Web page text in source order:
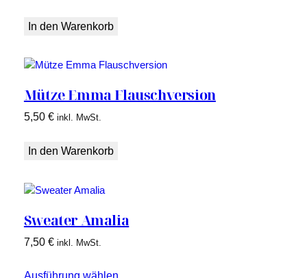
In den Warenkorb
Mütze Emma Flauschversion
5,50 € inkl. MwSt.
In den Warenkorb
Sweater Amalia
7,50 € inkl. MwSt.
Ausführung wählen